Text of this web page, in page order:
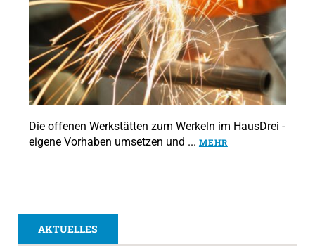
Die offenen Werkstätten zum Werkeln im HausDrei -
eigene Vorhaben umsetzen und ... MEHR
AKTUELLES